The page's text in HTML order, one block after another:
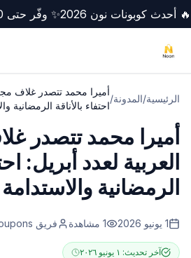
🔥 أحدث كوبونات نون 2026 ✨ وفّر حتى 70%
الرئيسية/المدونة/
أميرا محمد تتصدر غلاف
احتفاء بالأناقة الرمضانية
أميرا محمد تتصدر
العربية لعدد أبريل:
الرمضانية والاستدامة
1 يونيو 2026 1 مشاهدة فريق NoonCoupons
آخر تحديث: ١ يونيو ٢٠٢٦